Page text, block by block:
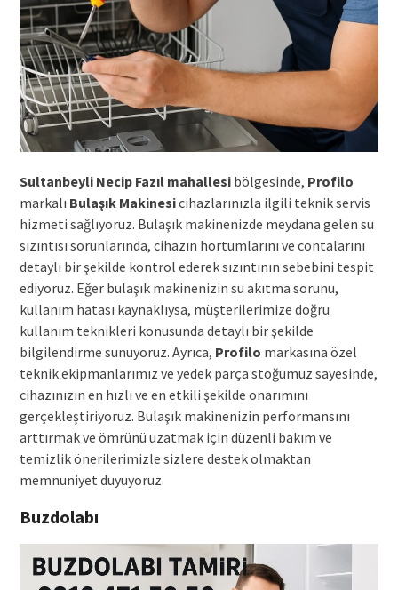
Sultanbeyli Necip Fazıl mahallesibölgesinde, Profilo
markalı Bulaşık Makinesicihazlarınızla ilgili teknik servis
hizmeti sağlıyoruz. Bulaşık makinenizde meydana gelen su
sızıntısı sorunlarında, cihazın hortumlarını ve contalarını
detaylı bir şekilde kontrol ederek sızıntının sebebini tespit
ediyoruz. Eğer bulaşık makinenizin su akıtma sorunu,
kullanım hatası kaynaklıysa, müşterilerimize doğru
kullanım teknikleri konusunda detaylı bir şekilde
bilgilendirme sunuyoruz. Ayrıca, Profilo markasına özel
teknik ekipmanlarımız ve yedek parça stoğumuz sayesinde,
cihazınızın en hızlı ve en etkili şekilde onarımını
gerçekleştiriyoruz. Bulaşık makinenizin performansını
arttırmak ve ömrünü uzatmak için düzenli bakım ve
temizlik önerilerimizle sizlere destek olmaktan
memnuniyet duyuyoruz.
Buzdolabı